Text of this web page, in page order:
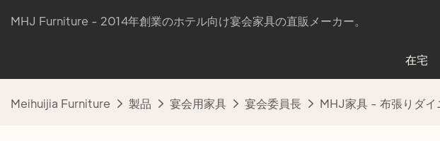
MHJ Furniture - 2014年創業のホテル向け宴会家具の直販メーカー。
在宅
Meihuijia Furniture 製品 宴会用家具 宴会委員長 MHJ家具 - 布張りダイ